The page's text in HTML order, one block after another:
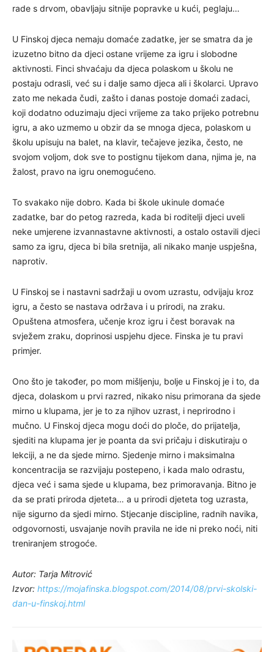
rade s drvom, obavljaju sitnije popravke u kući, peglaju…
U Finskoj djeca nemaju domaće zadatke, jer se smatra da je
izuzetno bitno da djeci ostane vrijeme za igru i slobodne
aktivnosti. Finci shvaćaju da djeca polaskom u školu ne
postaju odrasli, već su i dalje samo djeca ali i školarci. Upravo
zato me nekada čudi, zašto i danas postoje domaći zadaci,
koji dodatno oduzimaju djeci vrijeme za tako prijeko potrebnu
igru, a ako uzmemo u obzir da se mnoga djeca, polaskom u
školu upisuju na balet, na klavir, tečajeve jezika, često, ne
svojom voljom, dok sve to postignu tijekom dana, njima je, na
žalost, pravo na igru onemogućeno.
To svakako nije dobro. Kada bi škole ukinule domaće
zadatke, bar do petog razreda, kada bi roditelji djeci uveli
neke umjerene izvannastavne aktivnosti, a ostalo ostavili djeci
samo za igru, djeca bi bila sretnija, ali nikako manje uspješna,
naprotiv.
U Finskoj se i nastavni sadržaji u ovom uzrastu, odvijaju kroz
igru, a često se nastava održava i u prirodi, na zraku.
Opuštena atmosfera, učenje kroz igru i čest boravak na
svježem zraku, doprinosi uspjehu djece. Finska je tu pravi
primjer.
Ono što je također, po mom mišljenju, bolje u Finskoj je i to, da
djeca, dolaskom u prvi razred, nikako nisu primorana da sjede
mirno u klupama, jer je to za njihov uzrast, i neprirodno i
mučno. U Finskoj djeca mogu doći do ploče, do prijatelja,
sjediti na klupama jer je poanta da svi pričaju i diskutiraju o
lekciji, a ne da sjede mirno. Sjedenje mirno i maksimalna
koncentracija se razvijaju postepeno, i kada malo odrastu,
djeca već i sama sjede u klupama, bez primoravanja. Bitno je
da se prati priroda djeteta… a u prirodi djeteta tog uzrasta,
nije sigurno da sjedi mirno. Stjecanje discipline, radnih navika,
odgovornosti, usvajanje novih pravila ne ide ni preko noći, niti
treniranjem strogoće.
Autor: Tarja Mitrović
Izvor: https://mojafinska.blogspot.com/2014/08/prvi-skolski-
dan-u-finskoj.html